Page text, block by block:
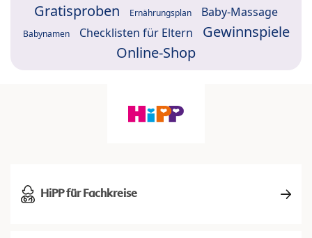
Gratisproben Ernährungsplan Baby-Massage
Babynamen Checklisten für Eltern
Gewinnspiele
Online-Shop
HiPP für Fachkreise